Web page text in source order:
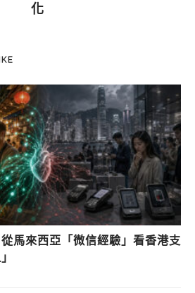
化
馬來西亞「微信經驗」看香港支